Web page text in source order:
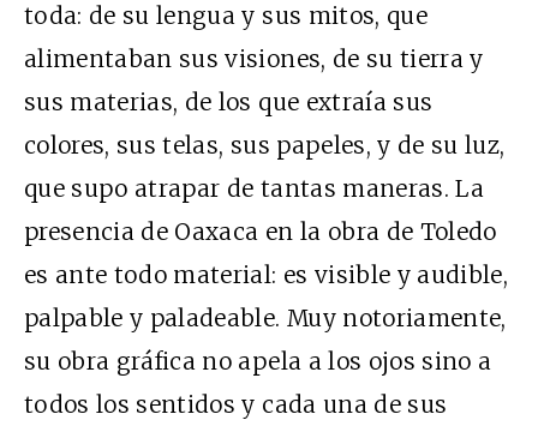
toda: de su lengua y sus mitos, que
alimentaban sus visiones, de su tierra y
sus materias, de los que extraía sus
colores, sus telas, sus papeles, y de su luz,
que supo atrapar de tantas maneras. La
presencia de Oaxaca en la obra de Toledo
es ante todo material: es visible y audible,
palpable y paladeable. Muy notoriamente,
su obra gráfica no apela a los ojos sino a
todos los sentidos y cada una de sus